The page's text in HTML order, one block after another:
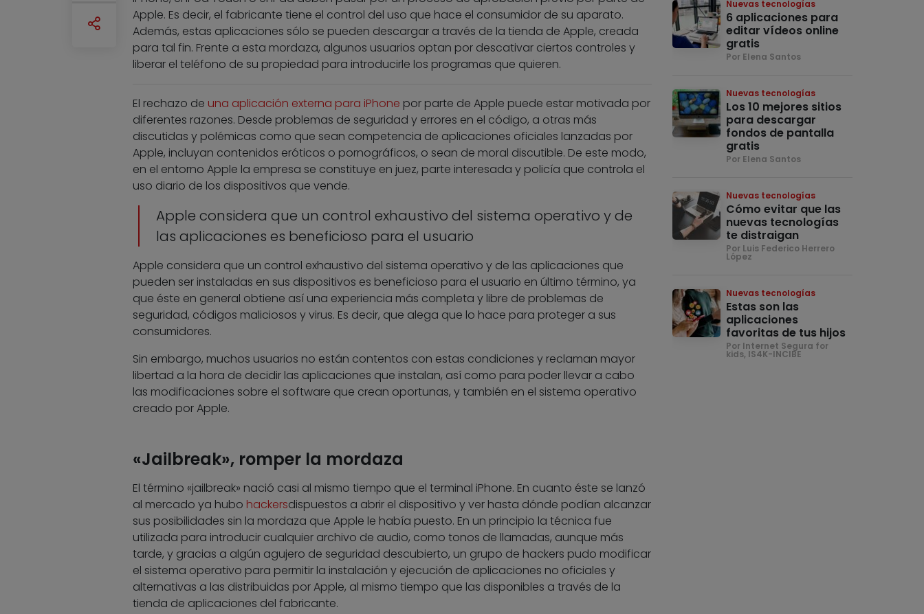
Apple. Es decir, el fabricante tiene el control del uso que hace el consumidor de su aparato.
Además, estas aplicaciones sólo se pueden descargar a través de la tienda de Apple, creada
para tal fin. Frente a esta mordaza, algunos usuarios optan por descativar ciertos controles y
liberar el teléfono de su propiedad para introducirle los programas que quieren.
El rechazo de una aplicación externa para iPhone por parte de Apple puede estar motivada por
diferentes razones. Desde problemas de seguridad y errores en el código, a otras más
discutidas y polémicas como que sean competencia de aplicaciones oficiales lanzadas por
Apple, incluyan contenidos eróticos o pornográficos, o sean de moral discutible. De este modo,
en el entorno Apple la empresa se constituye en juez, parte interesada y policía que controla el
uso diario de los dispositivos que vende.
Apple considera que un control exhaustivo del sistema operativo y de
las aplicaciones es beneficioso para el usuario
Apple considera que un control exhaustivo del sistema operativo y de las aplicaciones que
pueden ser instaladas en sus dispositivos es beneficioso para el usuario en último término, ya
que éste en general obtiene así una experiencia más completa y libre de problemas de
seguridad, códigos maliciosos y virus. Es decir, que alega que lo hace para proteger a sus
consumidores.
Sin embargo, muchos usuarios no están contentos con estas condiciones y reclaman mayor
libertad a la hora de decidir las aplicaciones que instalan, así como para poder llevar a cabo
las modificaciones sobre el software que crean oportunas, y también en el sistema operativo
creado por Apple.
«Jailbreak», romper la mordaza
El término «jailbreak» nació casi al mismo tiempo que el terminal iPhone. En cuanto éste se lanzó
al mercado ya hubo hackersdispuestos a abrir el dispositivo y ver hasta dónde podían alcanzar
sus posibilidades sin la mordaza que Apple le había puesto. En un principio la técnica fue
utilizada para introducir cualquier archivo de audio, como tonos de llamadas, aunque más
tarde, y gracias a algún agujero de seguridad descubierto, un grupo de hackers pudo modificar
el sistema operativo para permitir la instalación y ejecución de aplicaciones no oficiales y
alternativas a las distribuidas por Apple, al mismo tiempo que las disponibles a través de la
tienda de aplicaciones del fabricante.
Nuevas tecnologías
6 aplicaciones para
editar vídeos online
gratis
Por Elena Santos
Nuevas tecnologías
Los 10 mejores sitios
para descargar
fondos de pantalla
gratis
Por Elena Santos
Nuevas tecnologías
Cómo evitar que las
nuevas tecnologías
te distraigan
Por Luis Federico Herrero
López
Nuevas tecnologías
Estas son las
aplicaciones
favoritas de tus hijos
Por Internet Segura for
kids, IS4K-INCIBE